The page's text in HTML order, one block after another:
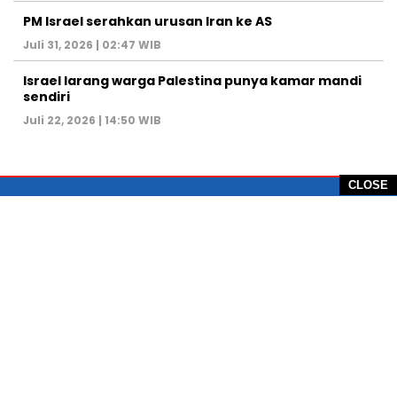
CLOSE
PM Israel serahkan urusan Iran ke AS
Juli 31, 2026 | 02:47 WIB
Israel larang warga Palestina punya kamar mandi
sendiri
Juli 22, 2026 | 14:50 WIB